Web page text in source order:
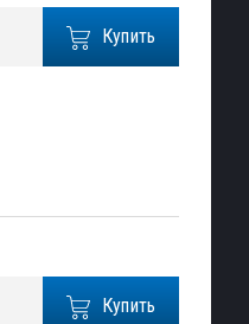
Купить
Купить